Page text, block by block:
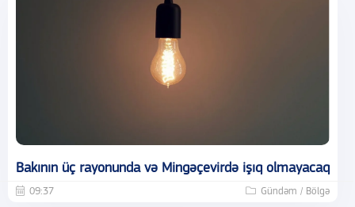
Bakının üç rayonunda və Mingəçevirdə işıq olmayacaq
09:37 Gündəm / Bölgə